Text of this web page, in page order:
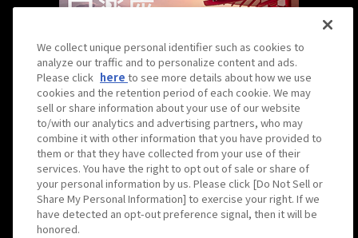
Hirakuza is operated by Hanshin Contents Link
Corporation
日楽座は株式会社阪神コンテンツリンクが運営しています。
© 2023 Hanshin Contents Link Corporation
We collect unique personal identifier such as cookies to
analyze our traffic and to personalize content and ads.
Please click here to see more details about how we use
cookies and the retention period of each cookie. We may
sell or share information about your use of our website
to/with our analytics and advertising partners, who may
combine it with other information that you have provided to
them or that they have collected from your use of their
services. You have the right to opt out of sale or share of
your personal information by us. Please click [Do Not Sell or
Share My Personal Information] to exercise your right. If we
have detected an opt-out preference signal, then it will be
honored.